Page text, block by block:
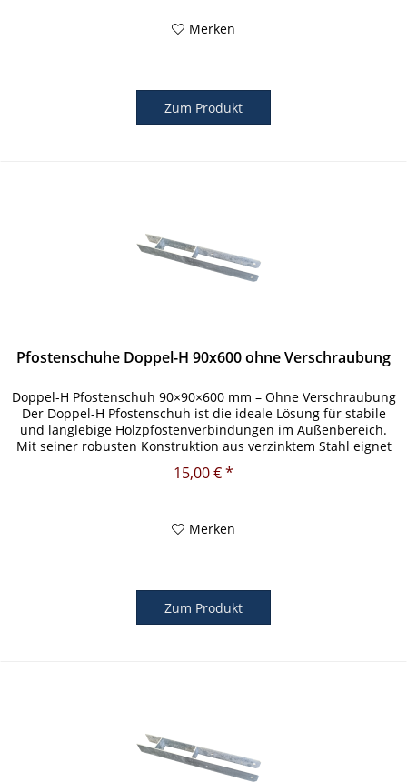
Merken
Zum Produkt
Pfostenschuhe Doppel-H 90x600 ohne Verschraubung
Doppel-H Pfostenschuh 90×90×600 mm – Ohne Verschraubung
Der Doppel-H Pfostenschuh ist die ideale Lösung für stabile
und langlebige Holzpfostenverbindungen im Außenbereich.
Mit seiner robusten Konstruktion aus verzinktem Stahl eignet
15,00 € *
Merken
Zum Produkt